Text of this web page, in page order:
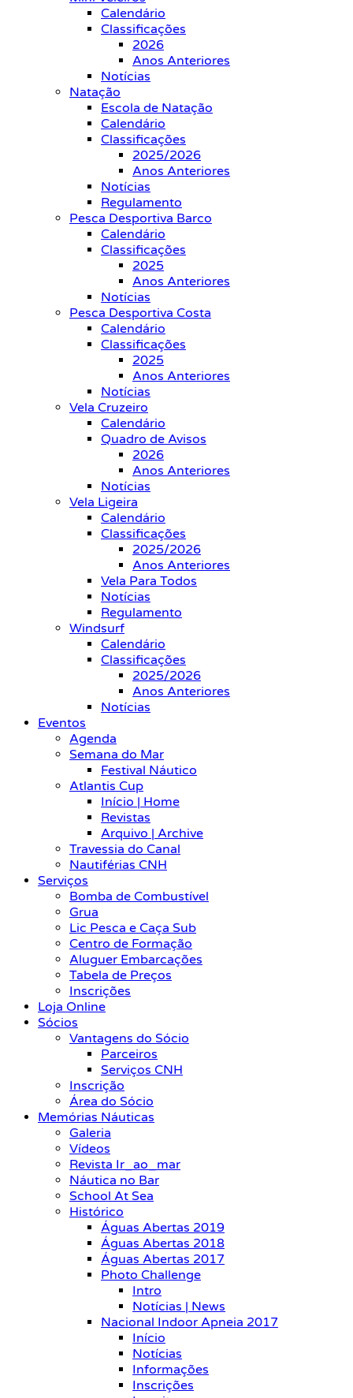
Calendário
Classificações
2026
Anos Anteriores
Notícias
Natação
Escola de Natação
Calendário
Classificações
2025/2026
Anos Anteriores
Notícias
Regulamento
Pesca Desportiva Barco
Calendário
Classificações
2025
Anos Anteriores
Notícias
Pesca Desportiva Costa
Calendário
Classificações
2025
Anos Anteriores
Notícias
Vela Cruzeiro
Calendário
Quadro de Avisos
2026
Anos Anteriores
Notícias
Vela Ligeira
Calendário
Classificações
2025/2026
Anos Anteriores
Vela Para Todos
Notícias
Regulamento
Windsurf
Calendário
Classificações
2025/2026
Anos Anteriores
Notícias
Eventos
Agenda
Semana do Mar
Festival Náutico
Atlantis Cup
Início | Home
Revistas
Arquivo | Archive
Travessia do Canal
Nautiférias CNH
Serviços
Bomba de Combustível
Grua
Lic Pesca e Caça Sub
Centro de Formação
Aluguer Embarcações
Tabela de Preços
Inscrições
Loja Online
Sócios
Vantagens do Sócio
Parceiros
Serviços CNH
Inscrição
Área do Sócio
Memórias Náuticas
Galeria
Vídeos
Revista Ir_ao_mar
Náutica no Bar
School At Sea
Histórico
Águas Abertas 2019
Águas Abertas 2018
Águas Abertas 2017
Photo Challenge
Intro
Notícias | News
Nacional Indoor Apneia 2017
Início
Notícias
Informações
Inscrições